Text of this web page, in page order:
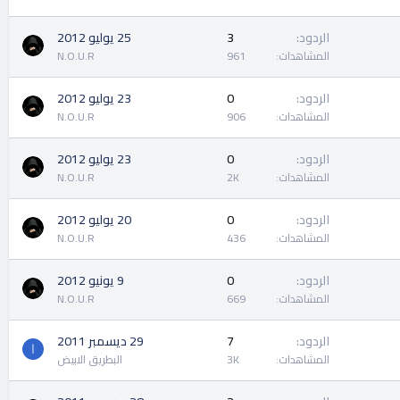
الردود 3
المشاهدات 961
25 يوليو 2012
N.O.U.R
الردود 0
المشاهدات 906
23 يوليو 2012
N.O.U.R
الردود 0
المشاهدات 2K
23 يوليو 2012
N.O.U.R
الردود 0
المشاهدات 436
20 يوليو 2012
N.O.U.R
الردود 0
المشاهدات 669
9 يونيو 2012
N.O.U.R
الردود 7
المشاهدات 3K
29 ديسمبر 2011
البطريق الابيض ا